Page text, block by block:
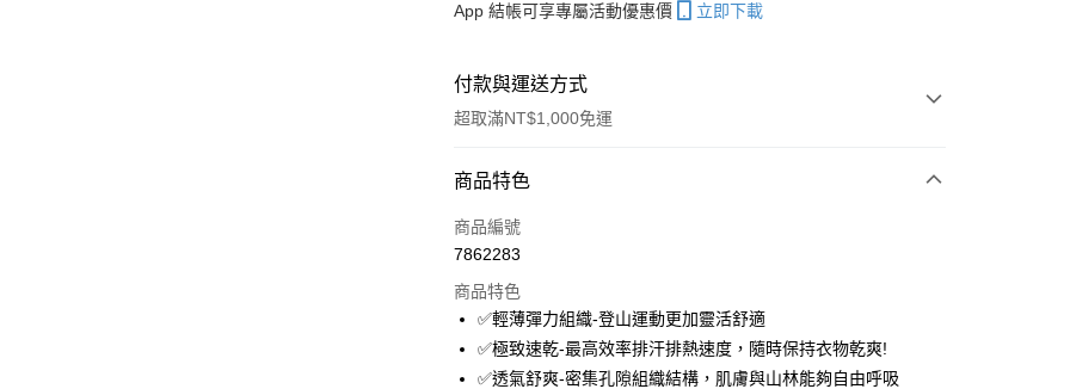
App 結帳可享專屬活動優惠價 立即下載
付款與運送方式
超取滿NT$1,000免運
付款方式
信用卡一次付款
3 期 0 利率 每期 NT$576
合作金庫商業銀行
第一商業銀行
華南商業銀行
彰化商業銀行
6 期 0 利率 每期NT$288 21家銀行
合作金庫商業銀行
第一商業銀行
12 期 0 利率 每期NT$144 21家銀行
商品特色
商品編號
7862283
商品特色
✅輕薄彈力組織-登山運動更加靈活舒適
✅極致速乾-最高效率排汗排熱速度，隨時保持衣物乾爽!
✅透氣舒爽-密集孔隙組織結構，肌膚與山林能夠自由呼吸